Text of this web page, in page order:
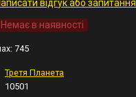
відгук або запитання
Немає в наявності
745
Третя Планета
10501